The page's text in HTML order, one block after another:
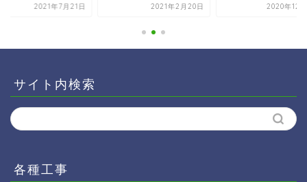
2021年7月21日 2021年2月20日 2020年12
サイト内検索
各種工事